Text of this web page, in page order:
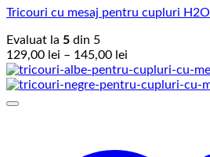
Tricouri cu mesaj pentru cupluri H2O
Evaluat la 5 din 5
129,00 lei – 145,00 lei
de
prețuri: